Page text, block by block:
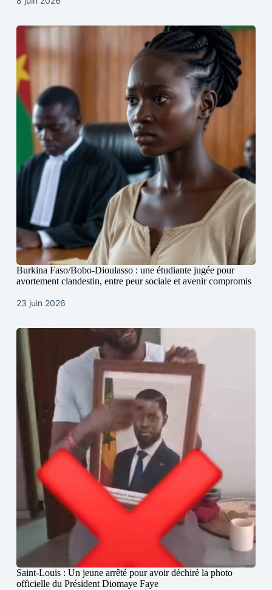
Burkina Faso/Bobo-Dioulasso : une étudiante jugée pour
avortement clandestin, entre peur sociale et avenir compromis
23 juin 2026
Saint-Louis : Un jeune arrêté pour avoir déchiré la photo
officielle du Président Diomaye Faye